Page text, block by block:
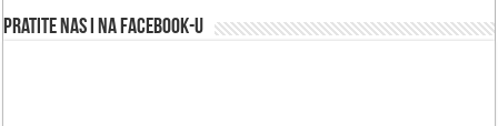
Pratite nas i na Facebook-u